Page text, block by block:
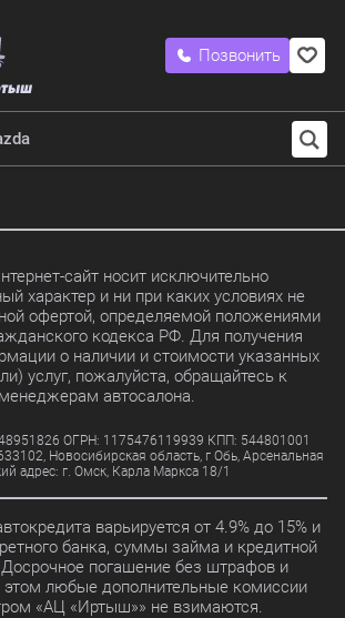
Позвонить
сайт носит исключительно
характер и ни при каких условиях не
офертой, определяемой положениями
кодекса РФ. Для получения
о наличии и стоимости указанных
услуг, пожалуйста, обращайтесь к
менеджерам автосалона.
ОГРН: 1175476119939 КПП: 544801001
Новосибирская область, г Обь, Арсенальная
адрес: г. Омск, Карла Маркса 18/1
варьируется от 4.9% до 15% и
банка, суммы займа и кредитной
погашение без штрафов и
любые дополнительные комиссии
«АЦ «Иртыш»» не взимаются.